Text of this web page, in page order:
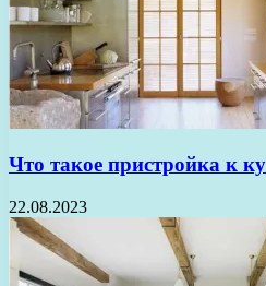
Что такое пристройка к
22.08.2023